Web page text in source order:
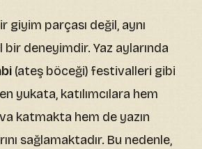
giyim parçası değil, aynı
deneyimdir. Yaz aylarında
(ateş böceği) festivalleri gibi
yukata, katılımcılara hem
katmakta hem de yazın
sağlamaktadır. Bu nedenle,